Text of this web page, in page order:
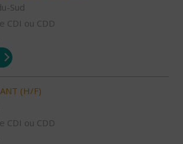
Sud
CDI ou CDD
(H/F)
CDI ou CDD